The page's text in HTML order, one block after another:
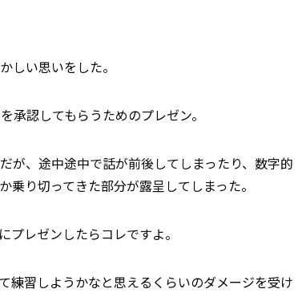
しい思いをした。
承認してもらうためのプレゼン。
が、途中途中で話が前後してしまったり、数字的
り切ってきた部分が露呈してしまった。
レゼンしたらコレですよ。
練習しようかなと思えるくらいのダメージを受け